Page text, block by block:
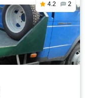
4.2 2